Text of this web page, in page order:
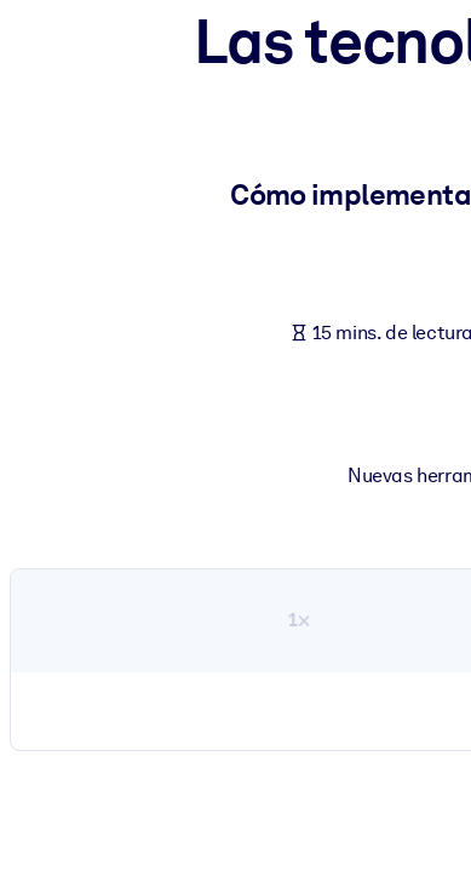
Integre conocimientos verificados y breves en su LMS/
Enriquezca su biblioteca corporativa con
Alimente sus sistemas de IA con conocimientos fiables
Las
Cómo
15 mins. de lectura
Nuevas
1×